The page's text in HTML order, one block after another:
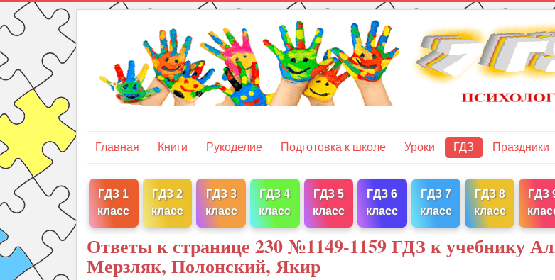
Главная Книги Рукоделие Подготовка к школе Уроки ГДЗ Праздники
ГДЗ 1
класс
ГДЗ 2
класс
ГДЗ 3
класс
ГДЗ 4
класс
ГДЗ 5
класс
ГДЗ 6
класс
ГДЗ 7
класс
ГДЗ 8
класс
ГДЗ
Ответы к странице 230 №1149-1159 ГДЗ к учебнику
Мерзляк, Полонский, Якир